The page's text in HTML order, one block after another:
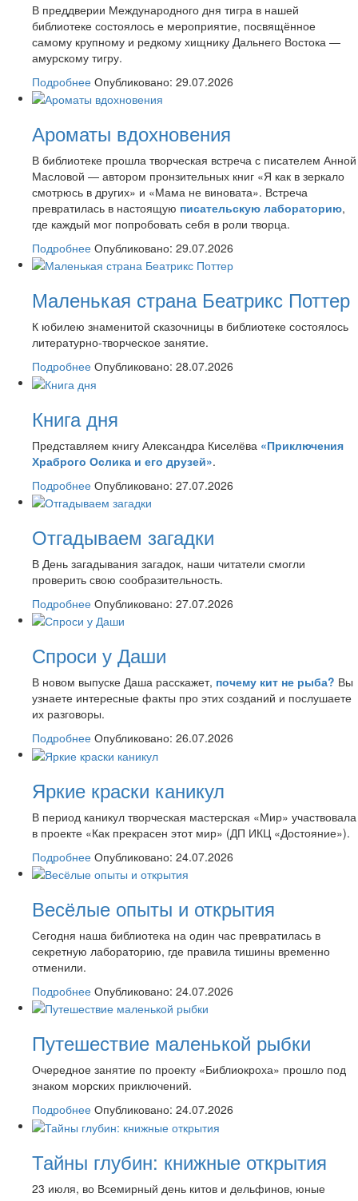
В преддверии Международного дня тигра в нашей
библиотеке состоялось е мероприятие, посвящённое
самому крупному и редкому хищнику Дальнего Востока —
амурскому тигру.
Подробнее Опубликовано: 29.07.2026
Ароматы вдохновения
В библиотеке прошла творческая встреча с писателем Анной
Масловой — автором пронзительных книг «Я как в зеркало
смотрюсь в других» и «Мама не виновата». Встреча
превратилась в настоящую писательскую лабораторию,
где каждый мог попробовать себя в роли творца.
Подробнее Опубликовано: 29.07.2026
Маленькая страна Беатрикс Поттер
К юбилею знаменитой сказочницы в библиотеке состоялось
литературно-творческое занятие.
Подробнее Опубликовано: 28.07.2026
Книга дня
Представляем книгу Александра Киселёва «Приключения
Храброго Ослика и его друзей».
Подробнее Опубликовано: 27.07.2026
Отгадываем загадки
В День загадывания загадок, наши читатели смогли
проверить свою сообразительность.
Подробнее Опубликовано: 27.07.2026
Спроси у Даши
В новом выпуске Даша расскажет, почему кит не рыба? Вы
узнаете интересные факты про этих созданий и послушаете
их разговоры.
Подробнее Опубликовано: 26.07.2026
Яркие краски каникул
В период каникул творческая мастерская «Мир» участвовала
в проекте «Как прекрасен этот мир» (ДП ИКЦ «Достояние»).
Подробнее Опубликовано: 24.07.2026
Весёлые опыты и открытия
Сегодня наша библиотека на один час превратилась в
секретную лабораторию, где правила тишины временно
отменили.
Подробнее Опубликовано: 24.07.2026
Путешествие маленькой рыбки
Очередное занятие по проекту «Библиокроха» прошло под
знаком морских приключений.
Подробнее Опубликовано: 24.07.2026
Тайны глубин: книжные открытия
23 июля, во Всемирный день китов и дельфинов, юные